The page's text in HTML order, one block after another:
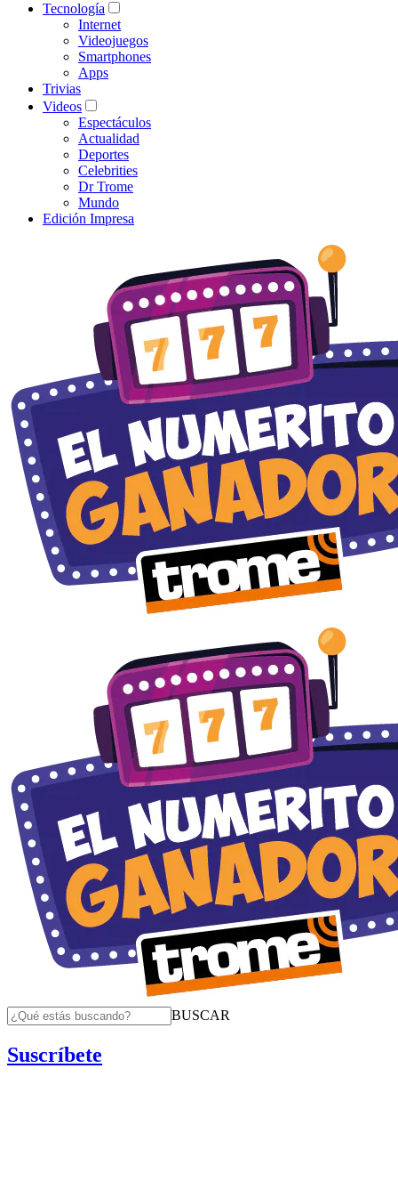
Tecnología
Internet
Videojuegos
Smartphones
Apps
Trivias
Videos
Espectáculos
Actualidad
Deportes
Celebrities
Dr Trome
Mundo
Edición Impresa
BUSCAR
Suscríbete